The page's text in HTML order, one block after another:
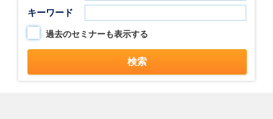
キーワード
過去のセミナーも表示する